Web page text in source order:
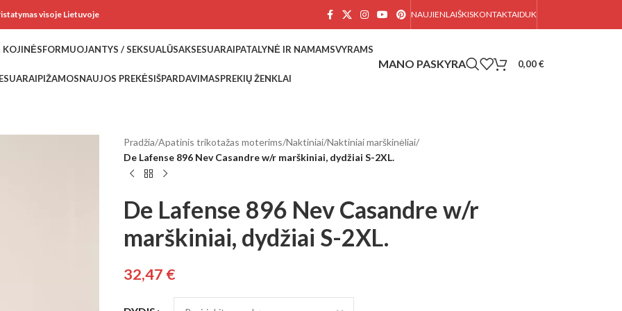
visoje Lietuvoje NAUJIENLAIŠKISKONTAKTAIDUK
KOJINĖSFORMUOJANTYS / SEKSUALŪSAKSESUARAIPATALYNĖ IR NAMAMSVYRAMS
PIŽAMOSNAUJOS PREKĖSIŠPARDAVIMASPREKIŲ ŽENKLAI
0,00€
Pradžia/Apatinis trikotažas moterims/Naktiniai/Naktiniai marškinėliai/
De Lafense 896 Nev Casandre w/r marškiniai, dydžiai S-2XL.
De Lafense 896 Nev Casandre w/r
marškiniai, dydžiai S-2XL.
32,47 €